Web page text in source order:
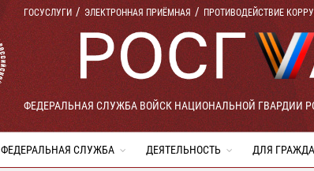
ГОСУСЛУГИ ЭЛЕКТРОННАЯ ПРИЁМНАЯ ПРОТИВОДЕЙСТВИЕ
ФЕДЕРАЛЬНАЯ СЛУЖБА ВОЙСК НАЦИОНАЛЬНОЙ ГВАРДИИ
ФЕДЕРАЛЬНАЯ СЛУЖБА ДЕЯТЕЛЬНОСТЬ ДЛЯ